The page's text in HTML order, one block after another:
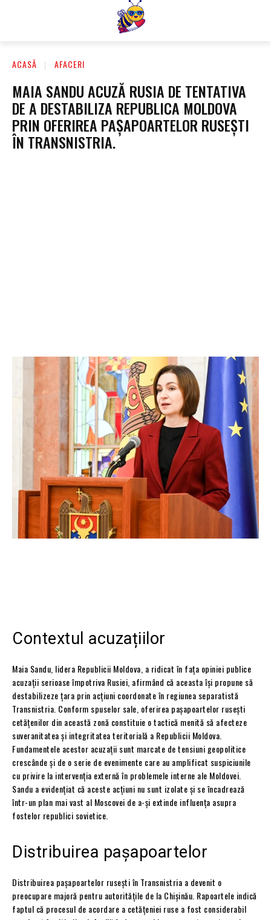
ACASĂ AFACERI
MAIA SANDU ACUZĂ RUSIA DE TENTATIVA
DE A DESTABILIZA REPUBLICA MOLDOVA
PRIN OFERIREA PAȘAPOARTELOR RUSEȘTI
ÎN TRANSNISTRIA.
Contextul acuzațiilor
Maia Sandu, lidera Republicii Moldova, a ridicat în fața opiniei publice
acuzații serioase împotriva Rusiei, afirmând că aceasta își propune să
destabilizeze țara prin acțiuni coordonate în regiunea separatistă
Transnistria. Conform spuselor sale, oferirea pașapoartelor rusești
cetățenilor din această zonă constituie o tactică menită să afecteze
suveranitatea și integritatea teritorială a Republicii Moldova.
Fundamentele acestor acuzații sunt marcate de tensiuni geopolitice
crescânde și de o serie de evenimente care au amplificat suspiciunile
cu privire la intervenția externă în problemele interne ale Moldovei.
Sandu a evidențiat că aceste acțiuni nu sunt izolate și se încadrează
într-un plan mai vast al Moscovei de a-și extinde influența asupra
fostelor republici sovietice.
Distribuirea pașapoartelor
Distribuirea pașapoartelor rusești în Transnistria a devenit o
preocupare majoră pentru autoritățile de la Chișinău. Rapoartele indică
faptul că procesul de acordare a cetățeniei ruse a fost considerabil